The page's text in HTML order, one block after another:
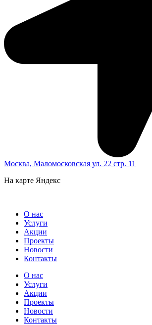
Москва, Маломосковская ул. 22 стр. 11
На карте Яндекс
О нас
Услуги
Акции
Проекты
Новости
Контакты
О нас
Услуги
Акции
Проекты
Новости
Контакты